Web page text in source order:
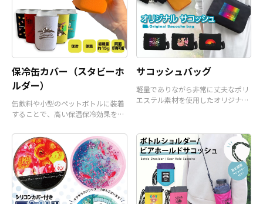
保冷缶カバー（スタビーホ
ルダー）
缶飲料や小型のペットボトルに装着
することで、高い保温保冷効果を発
サコッシュバッグ
軽量でありながら非常に丈夫なポリ
エステル素材を使用したオリジナル